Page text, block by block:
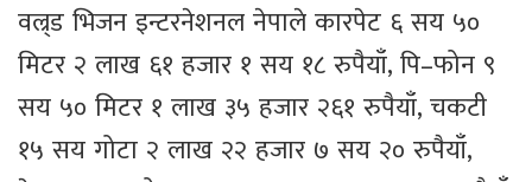
वल्र्ड भिजन इन्टरनेशनल नेपाले कारपेट ६ सय ५०
मिटर २ लाख ६१ हजार १ सय १८ रुपैयाँ, पि–फोन ९
सय ५० मिटर १ लाख ३५ हजार २६१ रुपैयाँ, चकटी
१५ सय गोटा २ लाख २२ हजार ७ सय २० रुपैयाँ,